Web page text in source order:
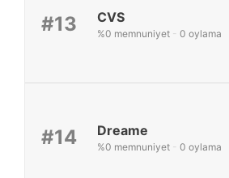
#13 CVS
%0 memnuniyet - 0 oylama
#14 Dreame
%0 memnuniyet - 0 oylama